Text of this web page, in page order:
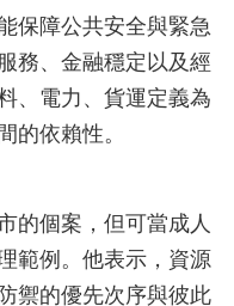
保障公共安全與緊急
務、金融穩定以及經
、電力、貨運定義為
的依賴性。
的個案，但可當成人
範例。他表示，資源
禦的優先次序與彼此